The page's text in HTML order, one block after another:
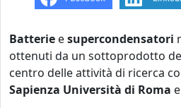
Batterie esupercondensatori
ottenuti da un sottoprodotto
centro delle attività di ricerca
Sapienza Università di Roma e